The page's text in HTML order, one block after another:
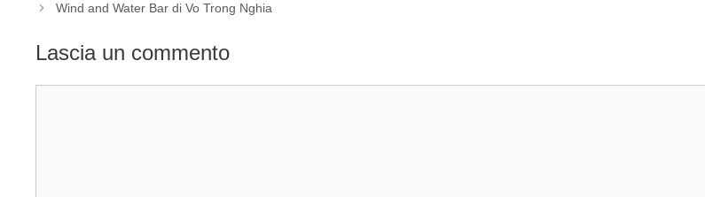
Wind and Water Bar di Vo Trong Nghia
Lascia un commento